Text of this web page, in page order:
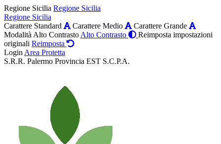
Regione Sicilia Regione Sicilia
Regione Sicilia
Carattere Standard
Carattere Medio
Carattere Grande
Modalità Alto Contrasto Alto Contrasto
Reimposta impostazioni
originali Reimposta
Login Area Protetta
S.R.R. Palermo Provincia EST S.C.P.A.